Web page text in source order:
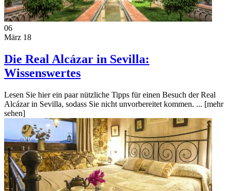
06
März 18
Die Real Alcázar in Sevilla:
Wissenswertes
Lesen Sie hier ein paar nützliche Tipps für einen Besuch der Real
Alcázar in Sevilla, sodass Sie nicht unvorbereitet kommen. ... [mehr
sehen]